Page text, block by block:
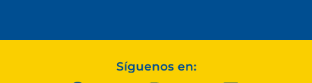
Síguenos en: